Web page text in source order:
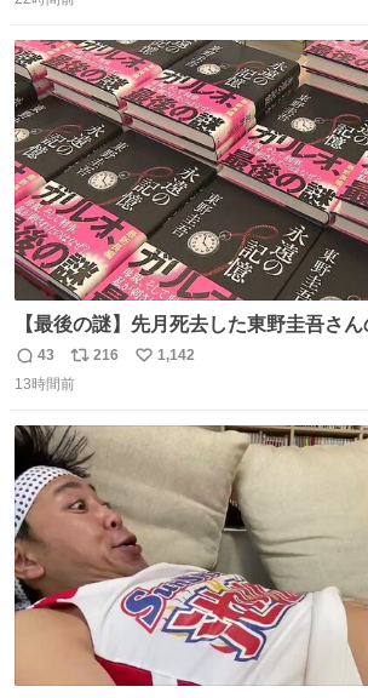
どそれぞれのマグネットを見る度に旅
みがえります。
信
ポ
ト
数
数
【最後の謎】先月死去した東野圭吾さ
憶」発売 代表作「ガリレオ」シリーズ最
news.livedoor.com/article/detail… 68歳で亡くなった作家
かりの新刊も加わり、多くのファンが
返
信
43
リ
ポ
ト
数
216
い
数
1,142
13時間前